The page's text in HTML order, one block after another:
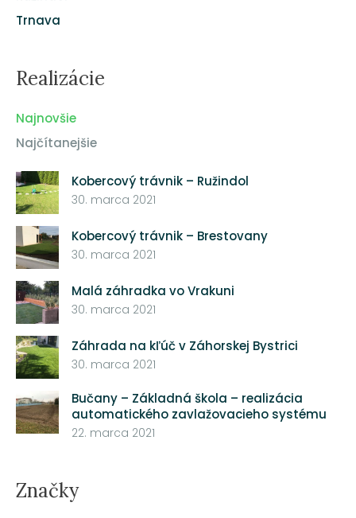
Trnava
Realizácie
Najnovšie
Najčítanejšie
Kobercový trávnik – Ružindol
30. marca 2021
Kobercový trávnik – Brestovany
30. marca 2021
Malá záhradka vo Vrakuni
30. marca 2021
Záhrada na kľúč v Záhorskej Bystrici
30. marca 2021
Bučany – Základná škola – realizácia
automatického zavlažovacieho systému
22. marca 2021
Značky